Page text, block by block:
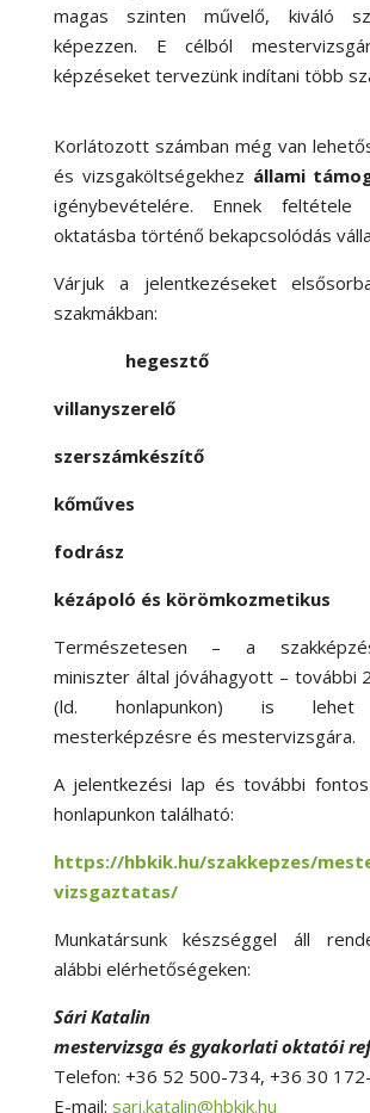
magas szinten művelő, kiváló
képezzen. E célból
képzéseket tervezünk indítani több
Korlátozott számban még van
és vizsgaköltségekhez állami
igénybevételére. Ennek feltétele
oktatásba történő bekapcsolódás
Várjuk a jelentkezéseket
szakmákban:
hegesztő
villanyszerelő
szerszámkészítő
kőműves
fodrász
kézápoló és körömkozmetikus
Természetesen – a
miniszter által jóváhagyott – további
(ld. honlapunkon) is lehet
mesterképzésre és mestervizsgára.
A jelentkezési lap és további
honlapunkon található:
https://hbkik.hu/szakkepzes/
vizsgaztatas/
Munkatársunk készséggel áll
alábbi elérhetőségeken:
Sári Katalin
mestervizsga és gyakorlati oktatói
Telefon: +36 52 500-734, +36 30
E-mail: sari.katalin@hbkik.hu